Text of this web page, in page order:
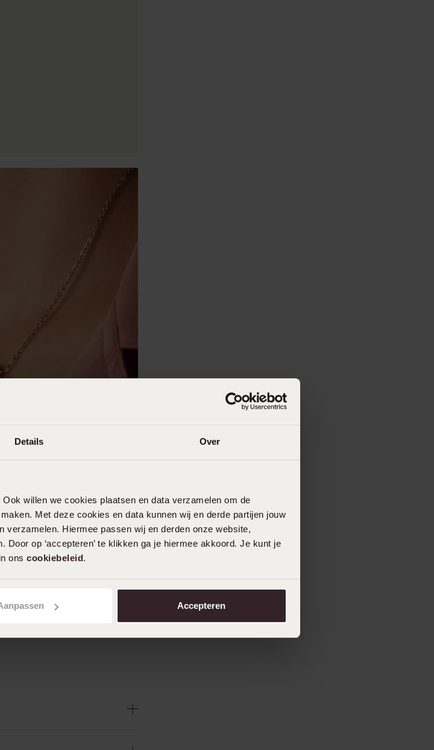
Details Over
willen we cookies plaatsen en data verzamelen om de
Met deze cookies en data kunnen wij en derde partijen jouw
verzamelen. Hiermee passen wij en derden onze website,
op ‘accepteren’ te klikken ga je hiermee akkoord. Je kunt je
ons cookiebeleid.
Accepteren